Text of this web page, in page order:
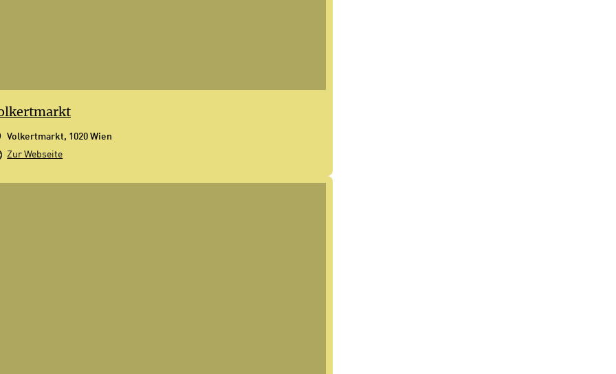
Volkertmarkt, 1020 Wien
Zur Webseite